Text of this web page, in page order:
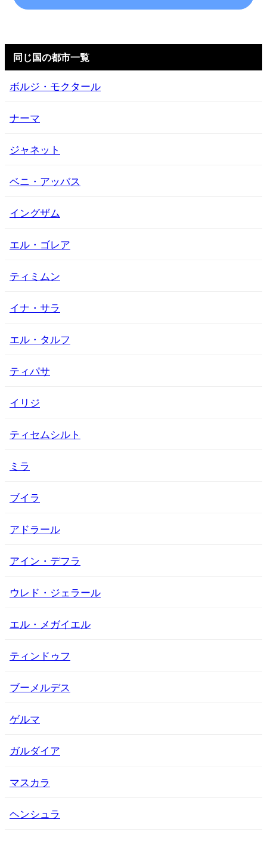
同じ国の都市一覧
ボルジ・モクタール
ナーマ
ジャネット
ベニ・アッバス
イングザム
エル・ゴレア
ティミムン
イナ・サラ
エル・タルフ
ティパサ
イリジ
ティセムシルト
ミラ
ブイラ
アドラール
アイン・デフラ
ウレド・ジェラール
エル・メガイエル
ティンドゥフ
ブーメルデス
ゲルマ
ガルダイア
マスカラ
ヘンシュラ